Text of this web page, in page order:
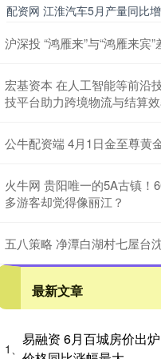
配资网 江淮汽车5月产量同比
沪深投 “鸿雁来”与“鸿雁来宾
宏基资本 在人工智能等前沿
技平台助力跨境物流与结算
公牛配资端 4月1日金至尊黄
火牛网 贵阳唯一的5A古镇！
多游客却觉得像丽江？
五八策略 净潭白湖村七屋台
最新文章
1、
易融资 6月百城房价出